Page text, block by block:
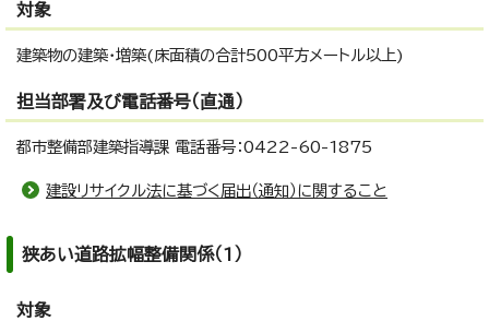
対象
建築物の建築・増築(床面積の合計500平方メートル以上)
担当部署及び電話番号（直通）
都市整備部建築指導課 電話番号：0422-60-1875
建設リサイクル法に基づく届出（通知）に関すること
狭あい道路拡幅整備関係（1）
対象